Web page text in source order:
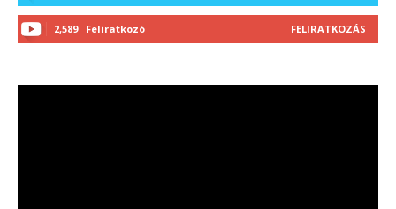
2,589 Feliratkozó FELIRATKOZÁS